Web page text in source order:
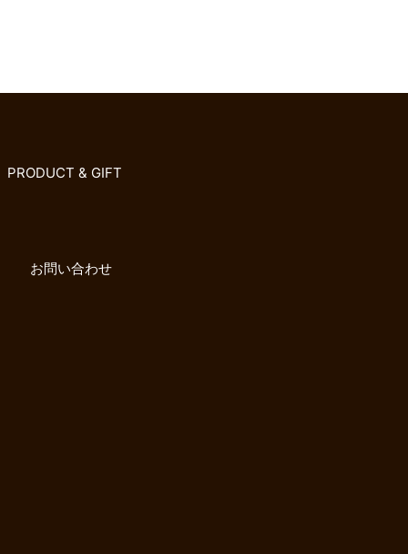
PRODUCT & GIFT
お問い合わせ